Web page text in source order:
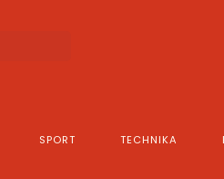
SPORT TECHNIKA